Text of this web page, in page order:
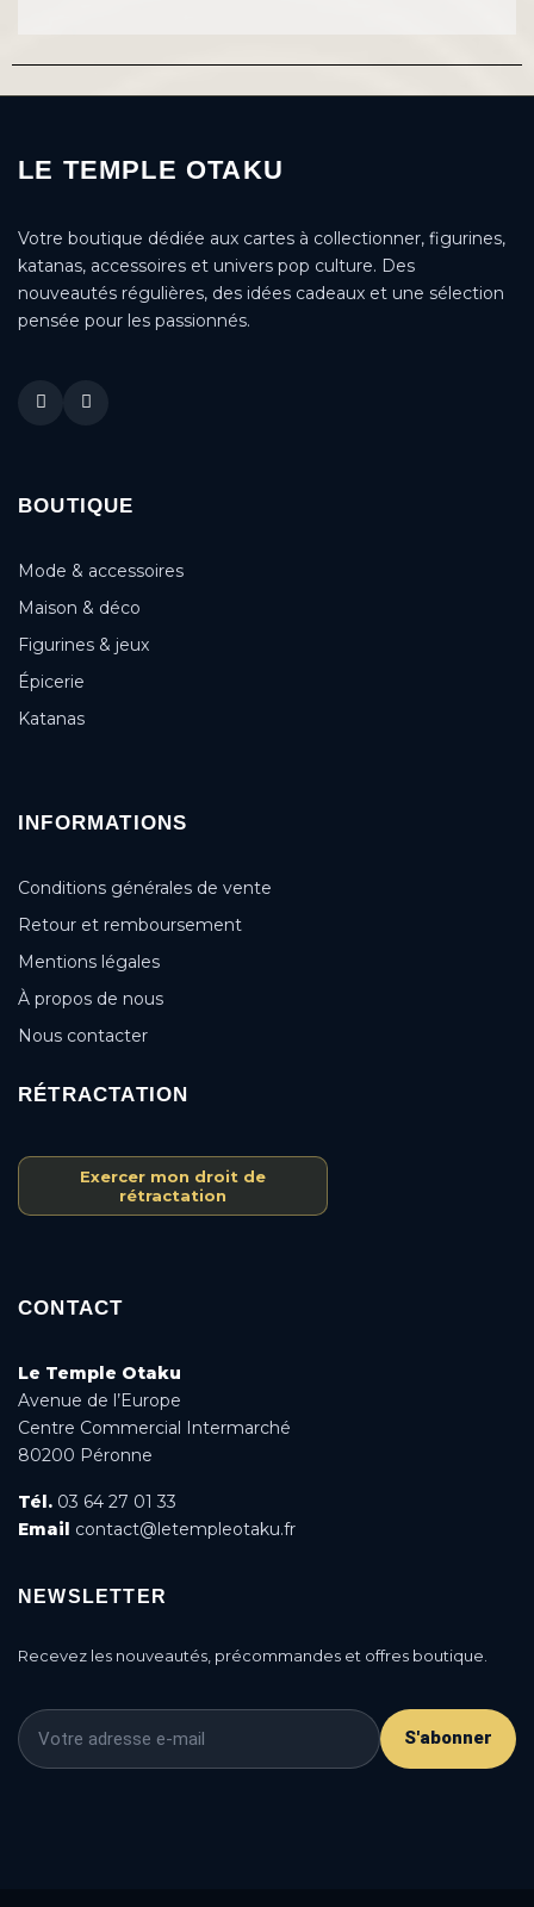
LE TEMPLE OTAKU
Votre boutique dédiée aux cartes à collectionner, figurines,
katanas, accessoires et univers pop culture. Des
nouveautés régulières, des idées cadeaux et une sélection
pensée pour les passionnés.
BOUTIQUE
Mode & accessoires
Maison & déco
Figurines & jeux
Épicerie
Katanas
INFORMATIONS
Conditions générales de vente
Retour et remboursement
Mentions légales
À propos de nous
Nous contacter
RÉTRACTATION
Exercer mon droit de
rétractation
CONTACT
Le Temple Otaku
Avenue de l’Europe
Centre Commercial Intermarché
80200 Péronne
Tél. 03 64 27 01 33
Email contact@letempleotaku.fr
NEWSLETTER
Recevez les nouveautés, précommandes et offres boutique.
S'abonner